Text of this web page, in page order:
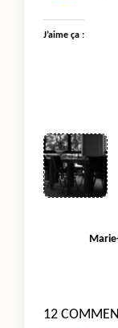
J’aime ça :
<span
12